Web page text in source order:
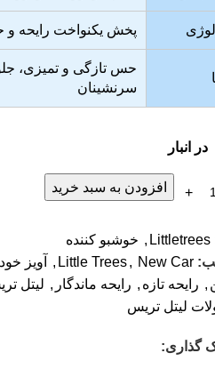
پخش یکنواخت رایحه و
حس تازگی و تمیزی،
سرنشینان
افزودن به سبد خرید
Littletrees
, خوشبو کننده
Little Trees, New Car
, آویز
, رایحه تازه , رایحه ماندگار , لیتل
لیتل تریس
گذاری: